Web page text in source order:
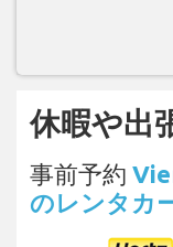
休暇や出
事前予約
のレンタカ